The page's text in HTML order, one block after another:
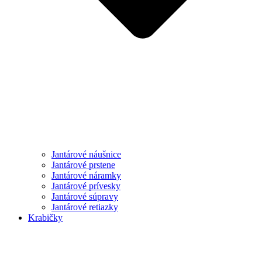
Jantárové náušnice
Jantárové prstene
Jantárové náramky
Jantárové prívesky
Jantárové súpravy
Jantárové retiazky
Krabičky